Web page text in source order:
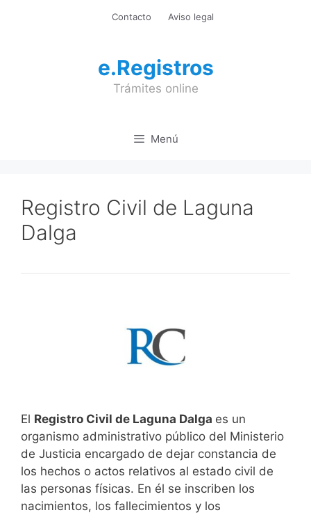
Contacto Aviso legal
e.Registros
Trámites online
Menú
Registro Civil de Laguna
Dalga
El Registro Civil de Laguna Dalga es un
organismo administrativo público del Ministerio
de Justicia encargado de dejar constancia de
los hechos o actos relativos al estado civil de
las personas físicas. En él se inscriben los
nacimientos, los fallecimientos y los